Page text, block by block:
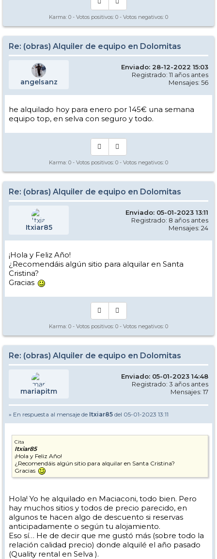
Karma: 0 - Votos positivos: 0 - Votos negativos: 0
Re: (obras) Alquiler de equipo en Dolomitas
angelsanz
Enviado: 28-12-2022 15:03
Registrado: 11 años antes
Mensajes: 56
he alquilado hoy para enero por 145€ una semana
equipo top, en selva con seguro y todo.
Karma: 0 - Votos positivos: 0 - Votos negativos: 0
Re: (obras) Alquiler de equipo en Dolomitas
Itxiar85
Enviado: 05-01-2023 13:11
Registrado: 8 años antes
Mensajes: 24
¡Hola y Feliz Año!
¿Recomendáis algún sitio para alquilar en Santa
Cristina?
Gracias
Karma: 0 - Votos positivos: 0 - Votos negativos: 0
Re: (obras) Alquiler de equipo en Dolomitas
mariapitm
Enviado: 05-01-2023 14:48
Registrado: 3 años antes
Mensajes: 17
» En respuesta al mensaje de Itxiar85 del 05-01-2023 13:11
Cita
Itxiar85
¡Hola y Feliz Año!
¿Recomendáis algún sitio para alquilar en Santa Cristina?
Gracias
Hola! Yo he alquilado en Maciaconi, todo bien. Pero
hay muchos sitios y todos de precio parecido, en
algunos te hacen algo de descuento si reservas
anticipadamente o según tu alojamiento.
Eso sí… He de decir que me gustó más (sobre todo la
relación calidad precio) donde alquilé el año pasado
(Quality rental en Selva ).